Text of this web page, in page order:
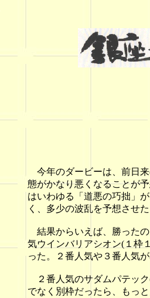
今年のダービーは、前日
態がかなり悪くなることが
はいわゆる「道悪の巧拙」
く、多少の波乱を予想させ
結果からいえば、勝った
気ウインバリアシオン(１枠
った。２番人気や３番人気
２番人気のサダムパテッ
でなく別枠だったら、もっ